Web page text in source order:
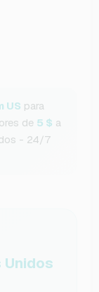
US para
de 5 $ a
- 24/7
Unidos